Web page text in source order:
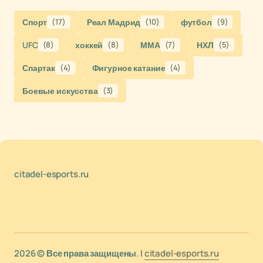
Спорт (17) Реал Мадрид (10) футбол (9)
UFC (8) хоккей (8) ММА (7) НХЛ (5)
Спартак (4) Фигурное катание (4)
Боевые искусства (3)
citadel-esports.ru
2026 © Все права защищены. |citadel-esports.ru